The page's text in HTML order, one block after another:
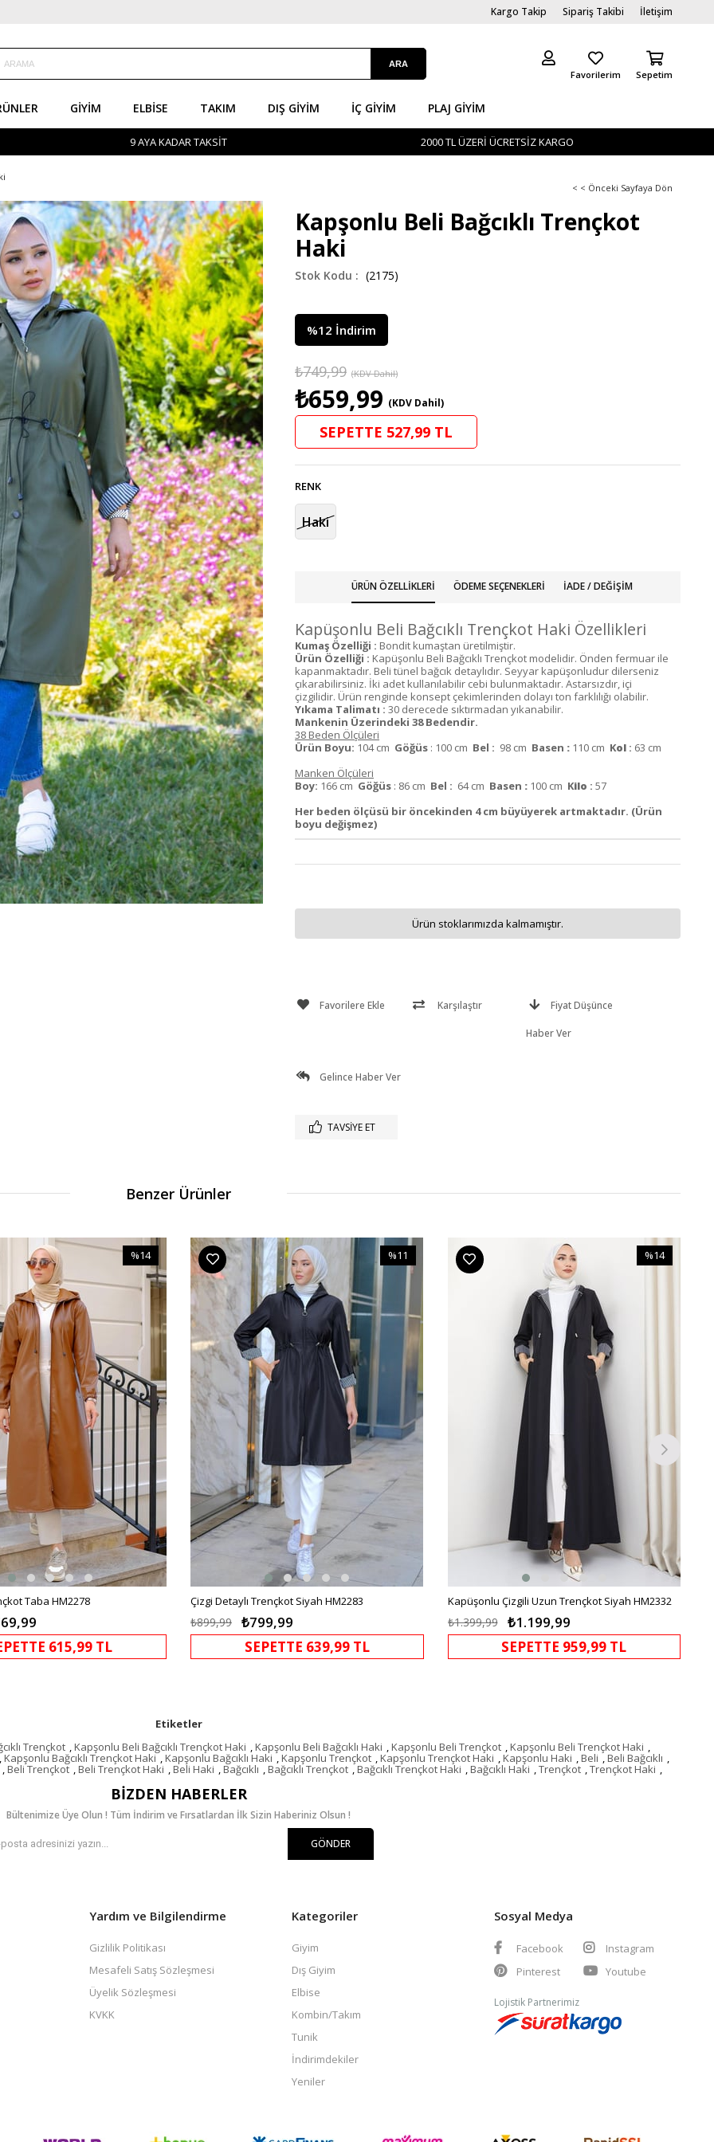
Kargo Takip Sipariş Takibi İletişim
Sepetim
Favorilerim
GIYIM ELBISE TAKIM DIŞ GIYIM İÇ GİYIM PLAJ GIYIM
9 AYA KADAR TAKSİT 2000 TL ÜZERİ ÜCRETSİZ KARGO
< < Önceki Sayfaya Dön
Kapşonlu Beli Bağcıklı Trençkot
Haki
(2175)
%12 İndirim
₺749,99 (KDV Dahil)
₺659,99 (KDV Dahil)
SEPETTE 527,99 TL
RENK
Haki
ÜRÜN ÖZELLIKLERI ÖDEME SEÇENEKLERI İADE / DEĞIŞIM
Kapüşonlu Beli Bağcıklı Trençkot Haki Özellikleri
Kumaş Özelliği : Bondit kumaştan üretilmiştir.
Ürün Özelliği : Kapüşonlu Beli Bağcıklı Trençkot modelidir. Önden fermuar ile
kapanmaktadır. Beli tünel bağcık detaylıdır. Seyyar kapüşonludur dilerseniz
çıkarabilirsiniz. İki adet kullanılabilir cebi bulunmaktadır. Astarsızdır, içi
çizgilidir. Ürün renginde konsept çekimlerinden dolayı ton farklılığı olabilir.
Yıkama Talimatı : 30 derecede sıktırmadan yıkanabilir.
Mankenin Üzerindeki 38 Bedendir.
38 Beden Ölçüleri
Ürün Boyu: 104 cm Göğüs : 100 cm Bel : 98 cm Basen : 110 cm Kol : 63 cm
Manken Ölçüleri
Boy: 166 cm Göğüs : 86 cm Bel : 64 cm Basen : 100 cm Kilo : 57
Her beden ölçüsü bir öncekinden 4 cm büyüyerek artmaktadır. (Ürün
boyu değişmez)
Ürün stoklarımızda kalmamıştır.
Favorilere Ekle Karşılaştır Fiyat Düşünce
Haber Ver
Gelince Haber Ver
TAVSIYE ET
Benzer Ürünler
Taba HM2278
%14
İndirim
%14İndirim
615,99 TL
Çizgi Detaylı Trençkot Siyah HM2283
₺799,99
₺899,99
%11
İndirim
%11İndirim
SEPETTE 639,99 TL
Kapüşonlu Çizgili Uzun Trençkot Siyah HM2332
₺1.199,99
₺1.399,99
%14
SEPETTE 959,99 TL
Etiketler
Trençkot ,Kapşonlu Beli Bağcıklı Trençkot Haki ,Kapşonlu Beli Bağcıklı Haki ,Kapşonlu Beli Trençkot ,Kapşonlu Beli Trençkot Haki ,
,Kapşonlu Bağcıklı Trençkot Haki ,Kapşonlu Bağcıklı Haki ,Kapşonlu Trençkot ,Kapşonlu Trençkot Haki ,Kapşonlu Haki ,Beli ,Beli Bağcıklı ,
,Beli Trençkot ,Beli Trençkot Haki ,Beli Haki ,Bağcıklı ,Bağcıklı Trençkot ,Bağcıklı Trençkot Haki ,Bağcıklı Haki ,Trençkot ,Trençkot Haki ,
BIZDEN HABERLER
Bültenimize Üye Olun ! Tüm İndirim ve Fırsatlardan İlk Sizin Haberiniz Olsun !
GÖNDER
Yardım ve Bilgilendirme
Gizlilik Politikası
Mesafeli Satış Sözleşmesi
Üyelik Sözleşmesi
KVKK
Kategoriler
Giyim
Dış Giyim
Elbise
Kombin/Takım
Tunik
İndirimdekiler
Yeniler
Sosyal Medya
Facebook
Instagram
Pinterest
Youtube
Lojistik Partnerimiz